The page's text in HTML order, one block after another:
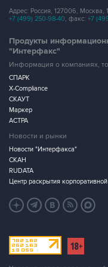
Адрес: Россия, 127006, Москва,
+7 (499) 250-98-40, факс: +7
Продукты
"Интерфакс"
Информация о компаниях,
СПАРК
X-Compliance
СКАУТ
Маркер
АСТРА
Новости и рынки
Новости "Интерфакса"
СКАН
RUDATA
Центр раскрытия